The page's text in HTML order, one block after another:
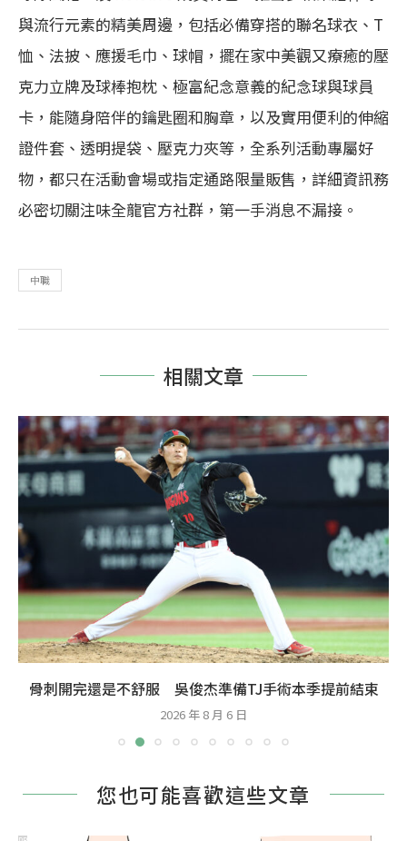
與流行元素的精美周邊，包括必備穿搭的聯名球衣、T
恤、法披、應援毛巾、球帽，擺在家中美觀又療癒的壓
克力立牌及球棒抱枕、極富紀念意義的紀念球與球員
卡，能隨身陪伴的鑰匙圈和胸章，以及實用便利的伸縮
證件套、透明提袋、壓克力夾等，全系列活動專屬好
物，都只在活動會場或指定通路限量販售，詳細資訊務
必密切關注味全龍官方社群，第一手消息不漏接。
中職
相關文章
骨刺開完還是不舒服 吳俊杰準備TJ手術本季提前結束
2026 年 8 月 6 日
您也可能喜歡這些文章